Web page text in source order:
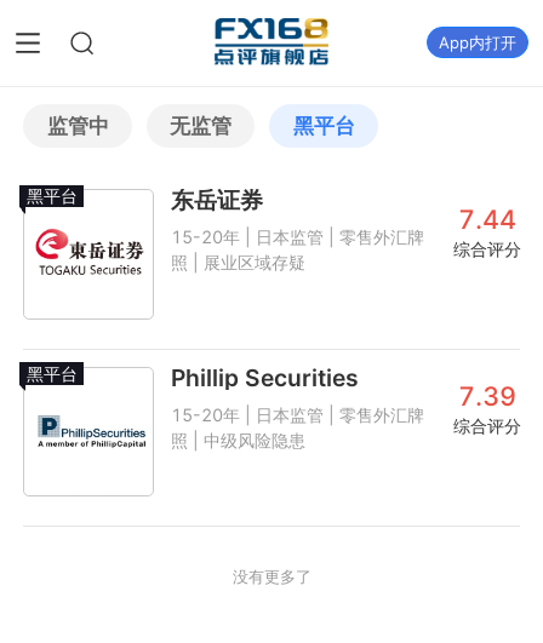
App内打开
监管中 无监管 黑平台
黑平台 东岳证券
15-20年 | 日本监管 | 零售外汇牌
照 | 展业区域存疑
7.44
综合评分
黑平台 Phillip Securities
15-20年 | 日本监管 | 零售外汇牌
照 | 中级风险隐患
7.39
综合评分
没有更多了